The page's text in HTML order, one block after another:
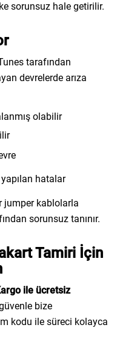
sorunsuz hale getirilir.
tarafından
devrelerde arıza
olabilir
hatalar
jumper kablolarla
sorunsuz tanınır.
Tamiri İçin
ile ücretsiz
bize
kodu ile süreci kolayca